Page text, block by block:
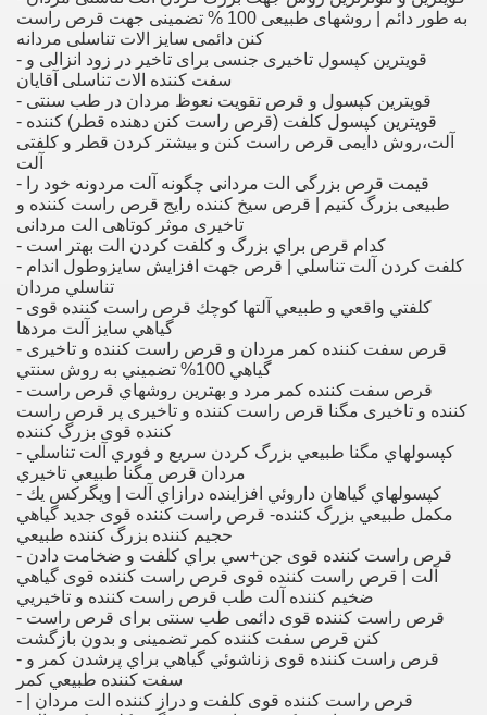
به طور دائم | روشهای طبیعی 100 % تضمینی جهت قرص راست
کنن دائمی سایز الات تناسلی مردانه
- قویترین کپسول تاخیری جنسی برای تاخیر در زود انزالی و
سفت کننده الات تناسلی آقایان
- قویترین کپسول و قرص تقویت نعوظ مردان در طب سنتی
- قویترین کپسول کلفت (قرص راست کنن دهنده قطر) کننده
آلت،روش دایمی قرص راست کنن و بیشتر کردن قطر و کلفتی
- قیمت قرص بزرگی الت مردانی چگونه آلت مردونه خود را
طبیعی بزرگ کنیم | قرص سیخ کننده رایج قرص راست کننده و
تاخیری موثر کوتاهی الت مردانی
- كدام قرص براي بزرگ و كلفت كردن الت بهتر است
- كلفت كردن آلت تناسلي | قرص جهت افزايش سايزوطول اندام
تناسلي مردان
- كلفتي واقعي و طبيعي آلتها كوچك قرص راست کننده قوی
گياهي سايز آلت مردها
- قرص سفت کننده کمر مردان و قرص راست کننده و تاخیری
گياهي 100% تضميني به روش سنتي
- قرص سفت کننده کمر مرد و بهترين روشهاي قرص راست
کننده و تاخیری مگنا قرص راست کننده و تاخیری پر قرص راست
کننده قوی بزرگ كننده
- كپسولهاي مگنا طبيعي بزرگ كردن سريع و فوري آلت تناسلي
مردان قرص مگنا طبيعي تاخيري
- كپسولهاي گياهان داروئي افزاينده درازاي آلت | ويگركس يك
مكمل طبيعي بزرگ كننده- قرص راست کننده قوی جديد گياهي
حجيم كننده بزرگ كننده طبيعي
- قرص راست کننده قوی جن+سي براي كلفت و ضخامت دادن
آلت | قرص راست کننده قوی قرص راست کننده قوی گياهي
ضخيم كننده آلت طب قرص راست کننده و تاخیریي
- قرص راست کننده قوی دائمی طب سنتی برای قرص راست
کنن قرص سفت کننده کمر تضمینی و بدون بازگشت
- قرص راست کننده قوی زناشوئي گياهي براي پرشدن كمر و
سفت كننده طبيعي كمر
- قرص راست کننده قوی كلفت و دراز كننده الت مردان |